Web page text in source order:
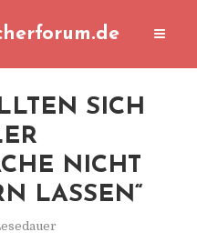
SICH
NICHT
LASSEN“